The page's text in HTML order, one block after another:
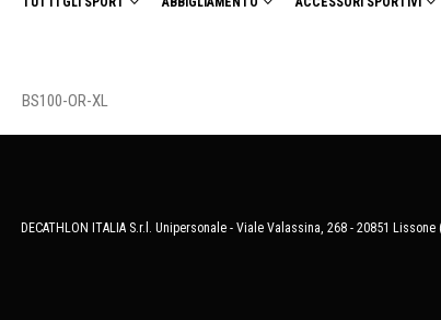
BS100-OR-XL
DECATHLON ITALIA S.r.l. Unipersonale - Viale Valassina, 268 - 20851